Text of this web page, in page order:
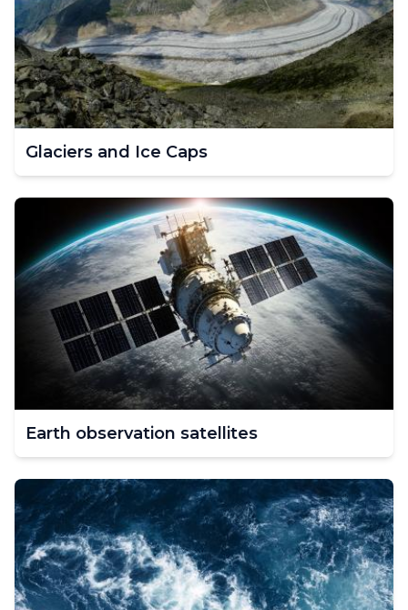
Glaciers and Ice Caps
Earth observation satellites